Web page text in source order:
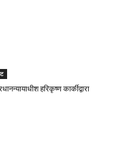
हरिकृष्ण कार्कीद्वारा